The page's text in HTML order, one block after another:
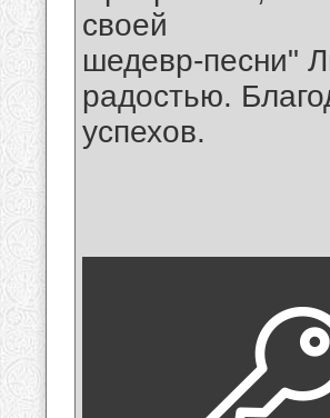
своей
шедевр-песни"
радостью.
успехов.